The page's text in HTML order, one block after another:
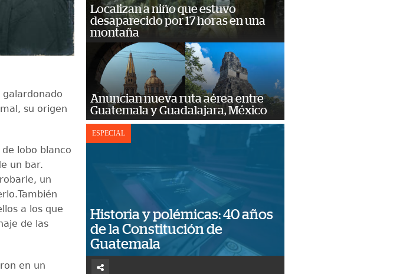
su origen
lobo blanco
un bar.
un
a los que
de las
en un
Localizan a niño que estuvo
desaparecido por 17 horas en una
montaña
Anuncian nueva ruta aérea entre
Guatemala y Guadalajara, México
ESPECIAL
Historia y polémicas: 40 años
de la Constitución de
Guatemala